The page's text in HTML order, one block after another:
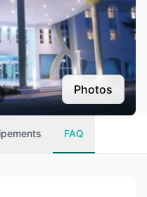
Photos
FAQ